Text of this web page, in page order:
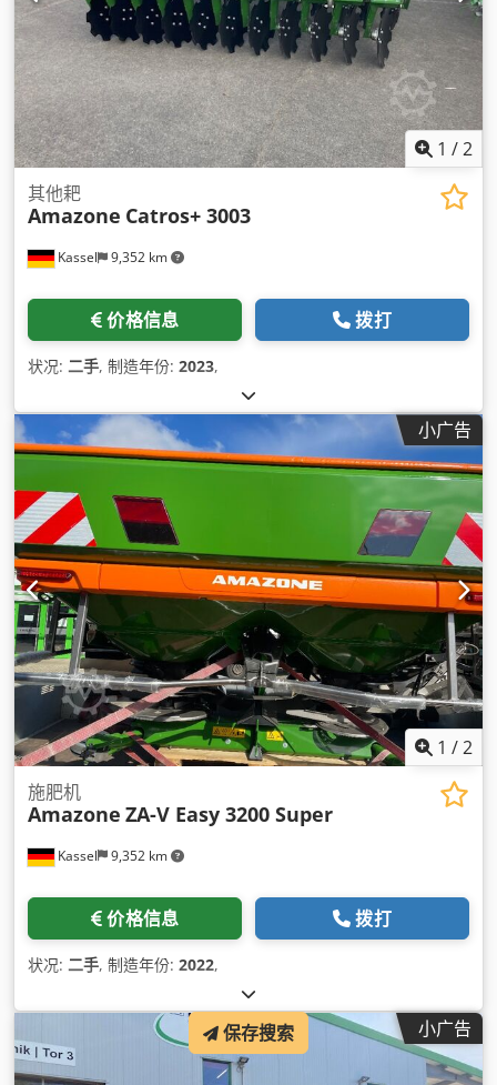
1 /2
Kassel 9,352 km
其他耙
Amazone Catros+ 3003
价格信息 拨打
状况: 二手, 制造年份: 2023,
小广告
1 /2
Kassel 9,352 km
施肥机
Amazone ZA-V Easy 3200 Super
价格信息 拨打
状况: 二手, 制造年份: 2022,
小广告
保存搜索